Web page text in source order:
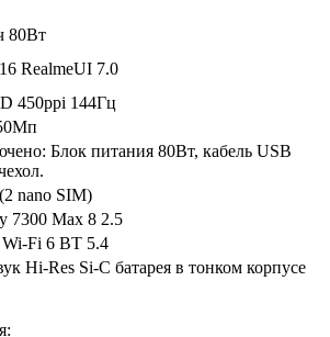
80Вт
RealmeUI 7.0
450ppi 144Гц
Блок питания 80Вт, кабель USB
nano SIM)
7300 Max 8 2.5
Fi 6 BT 5.4
Hi-Res Si-C батарея в тонком корпусе